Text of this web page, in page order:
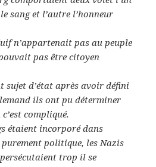
sang et l’autre l’honneur
n’appartenait pas au peuple
pas être citoyen
sujet d’état après avoir défini
ils ont pu déterminer
compliqué.
étaient incorporé dans
purement politique, les Nazis
trop il se